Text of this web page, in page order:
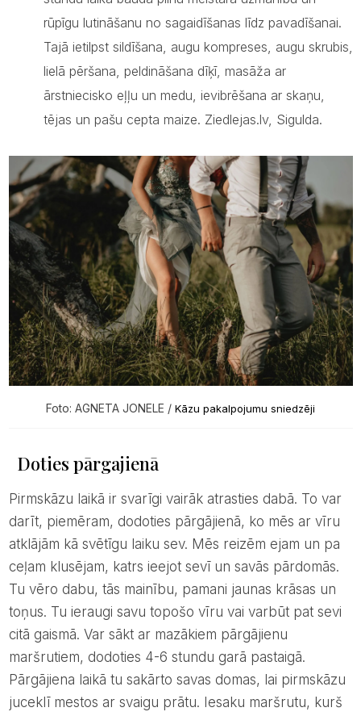
rūpīgu lutināšanu no sagaidīšanas līdz pavadīšanai.
Tajā ietilpst sildīšana, augu kompreses, augu skrubis,
lielā pēršana, peldināšana dīķī, masāža ar
ārstniecisko eļļu un medu, ievibrēšana ar skaņu,
tējas un pašu cepta maize. Ziedlejas.lv, Sigulda.
Foto: AGNETA JONELE / Kāzu pakalpojumu sniedzēji
Doties pārgajienā
Pirmskāzu laikā ir svarīgi vairāk atrasties dabā. To var
darīt, piemēram, dodoties pārgājienā, ko mēs ar vīru
atklājām kā svētīgu laiku sev. Mēs reizēm ejam un pa
ceļam klusējam, katrs ieejot sevī un savās pārdomās.
Tu vēro dabu, tās mainību, pamani jaunas krāsas un
toņus. Tu ieraugi savu topošo vīru vai varbūt pat sevi
citā gaismā. Var sākt ar mazākiem pārgājienu
maršrutiem, dodoties 4-6 stundu garā pastaigā.
Pārgājiena laikā tu sakārto savas domas, lai pirmskāzu
juceklī mestos ar svaigu prātu. Iesaku maršrutu, kurš